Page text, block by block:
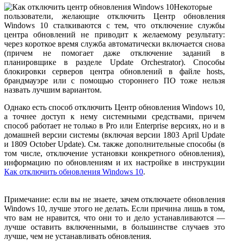
Некоторые
пользователи, желающие отключить Центр обновления
Windows 10 сталкиваются с тем, что отключение службы
центра обновлений не приводит к желаемому результату:
через короткое время служба автоматически включается снова
(причем не помогает даже отключение заданий в
планировщике в разделе Update Orchestrator). Способы
блокировки серверов центра обновлений в файле hosts,
брандмауэре или с помощью стороннего ПО тоже нельзя
назвать лучшим вариантом.
Однако есть способ отключить Центр обновления Windows 10,
а точнее доступ к нему системными средствами, причем
способ работает не только в Pro или Enterprise версиях, но и в
домашней версии системы (включая версии 1803 April Update
и 1809 October Update). См. также дополнительные способы (в
том числе, отключение установки конкретного обновления),
информацию по обновлениям и их настройке в инструкции
Как отключить обновления Windows 10.
Примечание: если вы не знаете, зачем отключаете обновления
Windows 10, лучше этого не делать. Если причина лишь в том,
что вам не нравится, что они то и дело устанавливаются —
лучше оставить включенными, в большинстве случаев это
лучше, чем не устанавливать обновления.